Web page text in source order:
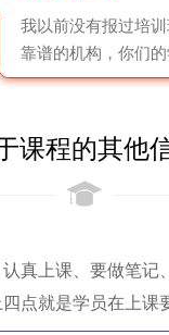
我以前没有报过培
靠谱的机构，你们
课程的其他
认真上课、要做笔记
点就是学员在上课